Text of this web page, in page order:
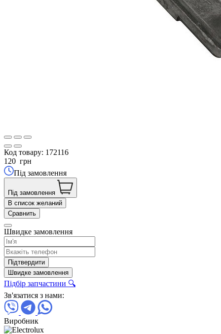
Код товару: 172116
120 грн
Під замовлення
Під замовлення
В список желаний
Сравнить
Швидке замовлення
Підтвердити
Швидке замовлення
Підбір запчастини 🔍
Зв'язатися з нами:
Виробник